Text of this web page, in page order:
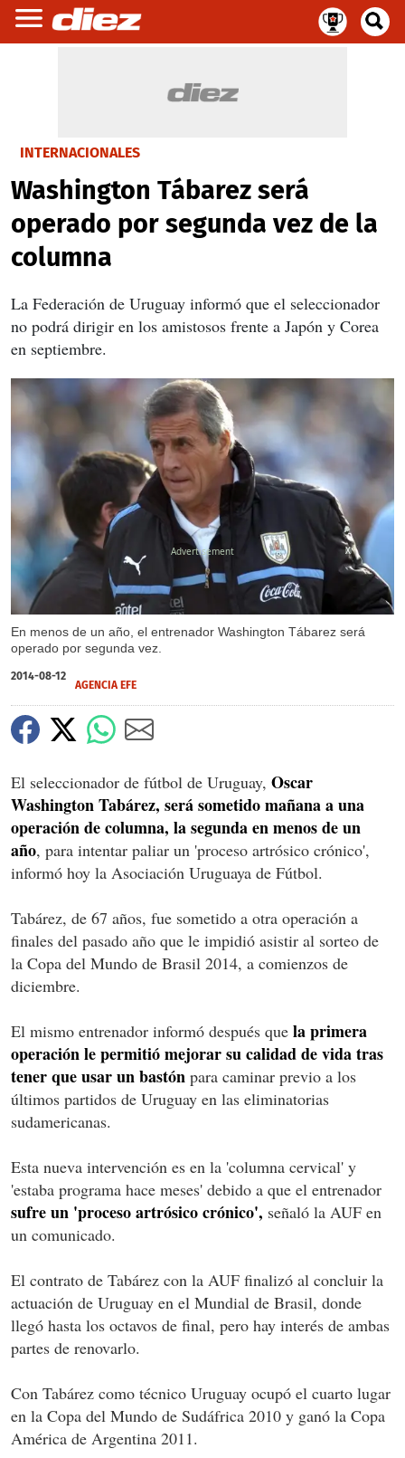
INTERNACIONALES
Washington Tábarez será
operado por segunda vez de la
columna
La Federación de Uruguay informó que el seleccionador
no podrá dirigir en los amistosos frente a Japón y Corea
en septiembre.
En menos de un año, el entrenador Washington Tábarez será
operado por segunda vez.
X
2014-08-12
AGENCIA EFE
El seleccionador de fútbol de Uruguay, Oscar
Washington Tabárez, será sometido mañana a una
operación de columna, la segunda en menos de un
año, para intentar paliar un 'proceso artrósico crónico',
informó hoy la Asociación Uruguaya de Fútbol.
Tabárez, de 67 años, fue sometido a otra operación a
finales del pasado año que le impidió asistir al sorteo de
la Copa del Mundo de Brasil 2014, a comienzos de
diciembre.
El mismo entrenador informó después que la primera
operación le permitió mejorar su calidad de vida tras
tener que usar un bastón para caminar previo a los
últimos partidos de Uruguay en las eliminatorias
sudamericanas.
Esta nueva intervención es en la 'columna cervical' y
'estaba programa hace meses' debido a que el entrenador
sufre un 'proceso artrósico crónico', señaló la AUF en
un comunicado.
El contrato de Tabárez con la AUF finalizó al concluir la
actuación de Uruguay en el Mundial de Brasil, donde
llegó hasta los octavos de final, pero hay interés de ambas
partes de renovarlo.
Con Tabárez como técnico Uruguay ocupó el cuarto lugar
en la Copa del Mundo de Sudáfrica 2010 y ganó la Copa
América de Argentina 2011.